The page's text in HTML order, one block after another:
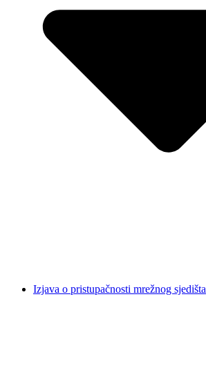
Izjava o pristupačnosti mrežnog sjedišta